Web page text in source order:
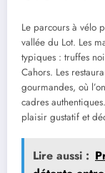
Le parcours à vélo
vallée du Lot. Les
typiques : truffes
Cahors. Les
gourmandes, où
cadres
plaisir gustatif et
Lire aussi :